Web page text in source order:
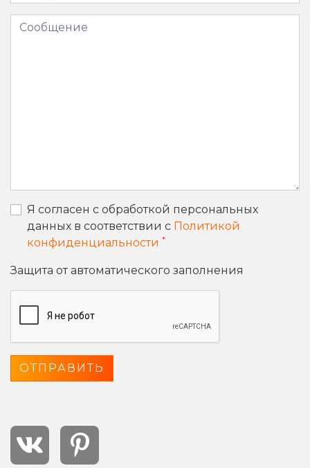
Я согласен с обработкой персональных
данных в соответствии с Политикой
конфиденциальности *
Защита от автоматического заполнения